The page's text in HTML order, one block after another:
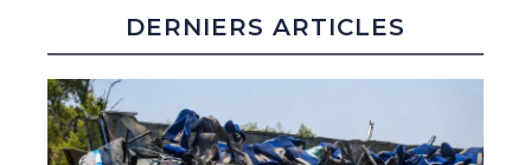
DERNIERS ARTICLES